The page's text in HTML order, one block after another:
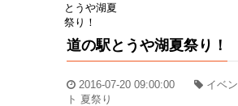
道の駅とうや湖夏祭り！
2016-07-20 09:00:00
イベン
ト 夏祭り